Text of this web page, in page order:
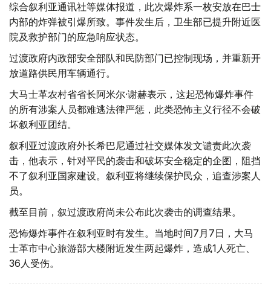
综合叙利亚通讯社等媒体报道，此次爆炸系一枚安放在巴士
内部的炸弹被引爆所致。事件发生后，卫生部已提升附近医
院及救护部门的应急响应状态。
过渡政府内政部安全部队和民防部门已控制现场，并重新开
放道路供民用车辆通行。
大马士革农村省省长阿米尔·谢赫表示，这起恐怖爆炸事件
的所有涉案人员都难逃法律严惩，此类恐怖主义行径不会破
坏叙利亚团结。
叙利亚过渡政府外长希巴尼通过社交媒体发文谴责此次袭
击，他表示，针对平民的袭击和破坏安全稳定的企图，阻挡
不了叙利亚国家建设。叙利亚将继续保护民众，追查涉案人
员。
截至目前，叙过渡政府尚未公布此次袭击的调查结果。
恐怖爆炸事件在叙利亚时有发生。当地时间7月7日，大马
士革市中心旅游部大楼附近发生两起爆炸，造成1人死亡、
36人受伤。